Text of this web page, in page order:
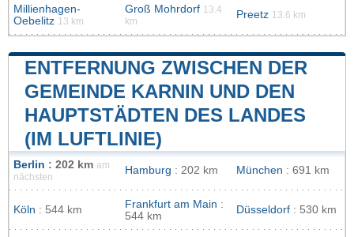
Millienhagen-
Oebelitz 13 km
Groß Mohrdorf 13.4
km
Preetz 13.6 km
ENTFERNUNG ZWISCHEN DER
GEMEINDE KARNIN UND DEN
HAUPTSTÄDTEN DES LANDES
(IM LUFTLINIE)
Berlin : 202 km am
nächsten
Hamburg : 202 km München : 691 km
Köln : 544 km Frankfurt am Main :
544 km
Düsseldorf : 530 km